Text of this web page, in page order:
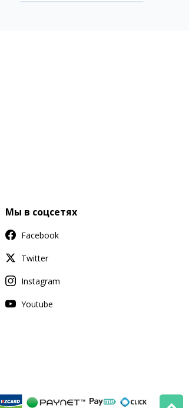
Мы в соцсетях
Facebook
Twitter
Instagram
Youtube